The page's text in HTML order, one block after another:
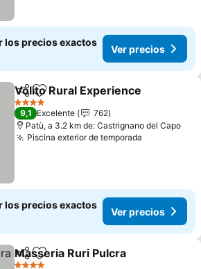
los precios exactos
Ver precios
CompartirAgregar a favoritos
Volito Rural Experience
4 Estrellas
9,1 Excelente
762
Patù, a 3.2 km de: Castrignano del Capo
Piscina exterior de temporada
los precios exactos
Ver precios
CompartirAgregar a favoritos
Masseria Ruri Pulcra